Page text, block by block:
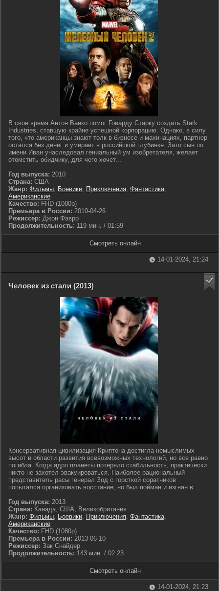
В свое время Антон Ванко помог Говарду Старку создать Stark
Industries, ставшую крайне успешной корпорацию. Однако, в силу
того, что американцы знают толк в бизнесе и махинациях, партнер
остался без денег и умирает в российской глубинке. Зато сын по
имени Иван унаследовал гениальный ум изобретателя, желает
отомстить обидчику, для чего хочет...
Год выпуска: 2010
Страна: США
Жанр: Фильмы, Боевики, Приключения, Фантастика,
Американские
Качество: FHD (1080p)
Премьера в России: 2010-04-26
Режиссер: Джон Фавро
Продолжительность: 119 мин. / 01:59
Смотреть онлайн
14-01-2024, 21:24
Человек из стали (2013)
Консервативная цивилизация Криптона достигла немыслимых
высот в области развития всевозможных технологий, но все равно
погибла. Когда ядро планеты потеряло стабильность, практически
никто не захотел эвакуироваться. Наиболее рациональный
представитель расы генерал Зод с горсткой соратников
попытался организовать восстание, но был пойман и изгнан в...
Год выпуска: 2013
Страна: Канада, США, Великобритания
Жанр: Фильмы, Боевики, Приключения, Фантастика,
Американские
Качество: FHD (1080p)
Премьера в России: 2013-06-10
Режиссер: Зак Снайдер
Продолжительность: 143 мин. / 02:23
Смотреть онлайн
14-01-2024, 21:23